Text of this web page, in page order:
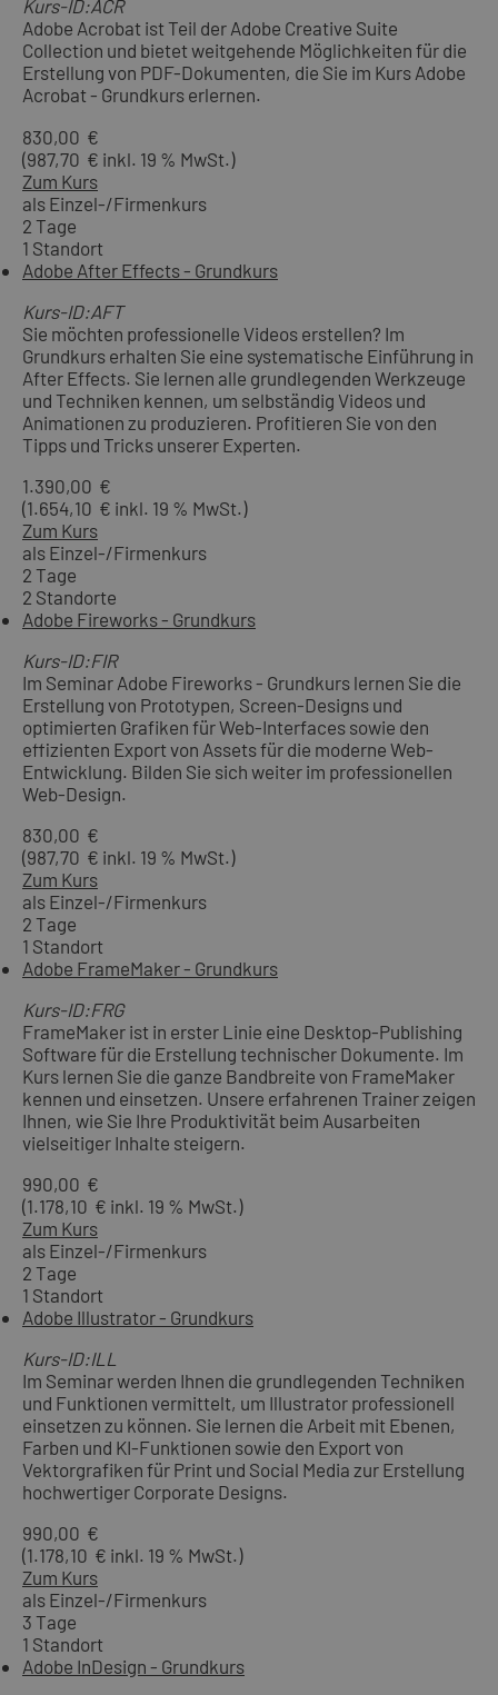
Kurs-ID:ACR
Adobe Acrobat ist Teil der Adobe Creative Suite
Collection und bietet weitgehende Möglichkeiten für die
Erstellung von PDF-Dokumenten, die Sie im Kurs Adobe
Acrobat - Grundkurs erlernen.
830,00 €
(987,70 € inkl. 19 % MwSt.)
Zum Kurs
als Einzel-/Firmenkurs
2 Tage
1 Standort
Adobe After Effects - Grundkurs
Kurs-ID:AFT
Sie möchten professionelle Videos erstellen? Im
Grundkurs erhalten Sie eine systematische Einführung in
After Effects. Sie lernen alle grundlegenden Werkzeuge
und Techniken kennen, um selbständig Videos und
Animationen zu produzieren. Profitieren Sie von den
Tipps und Tricks unserer Experten.
1.390,00 €
(1.654,10 € inkl. 19 % MwSt.)
Zum Kurs
als Einzel-/Firmenkurs
2 Tage
2 Standorte
Adobe Fireworks - Grundkurs
Kurs-ID:FIR
Im Seminar Adobe Fireworks - Grundkurs lernen Sie die
Erstellung von Prototypen, Screen-Designs und
optimierten Grafiken für Web-Interfaces sowie den
effizienten Export von Assets für die moderne Web-
Entwicklung. Bilden Sie sich weiter im professionellen
Web-Design.
830,00 €
(987,70 € inkl. 19 % MwSt.)
Zum Kurs
als Einzel-/Firmenkurs
2 Tage
1 Standort
Adobe FrameMaker - Grundkurs
Kurs-ID:FRG
FrameMaker ist in erster Linie eine Desktop-Publishing
Software für die Erstellung technischer Dokumente. Im
Kurs lernen Sie die ganze Bandbreite von FrameMaker
kennen und einsetzen. Unsere erfahrenen Trainer zeigen
Ihnen, wie Sie Ihre Produktivität beim Ausarbeiten
vielseitiger Inhalte steigern.
990,00 €
(1.178,10 € inkl. 19 % MwSt.)
Zum Kurs
als Einzel-/Firmenkurs
2 Tage
1 Standort
Adobe Illustrator - Grundkurs
Kurs-ID:ILL
Im Seminar werden Ihnen die grundlegenden Techniken
und Funktionen vermittelt, um Illustrator professionell
einsetzen zu können. Sie lernen die Arbeit mit Ebenen,
Farben und KI-Funktionen sowie den Export von
Vektorgrafiken für Print und Social Media zur Erstellung
hochwertiger Corporate Designs.
990,00 €
(1.178,10 € inkl. 19 % MwSt.)
Zum Kurs
als Einzel-/Firmenkurs
3 Tage
1 Standort
Adobe InDesign - Grundkurs